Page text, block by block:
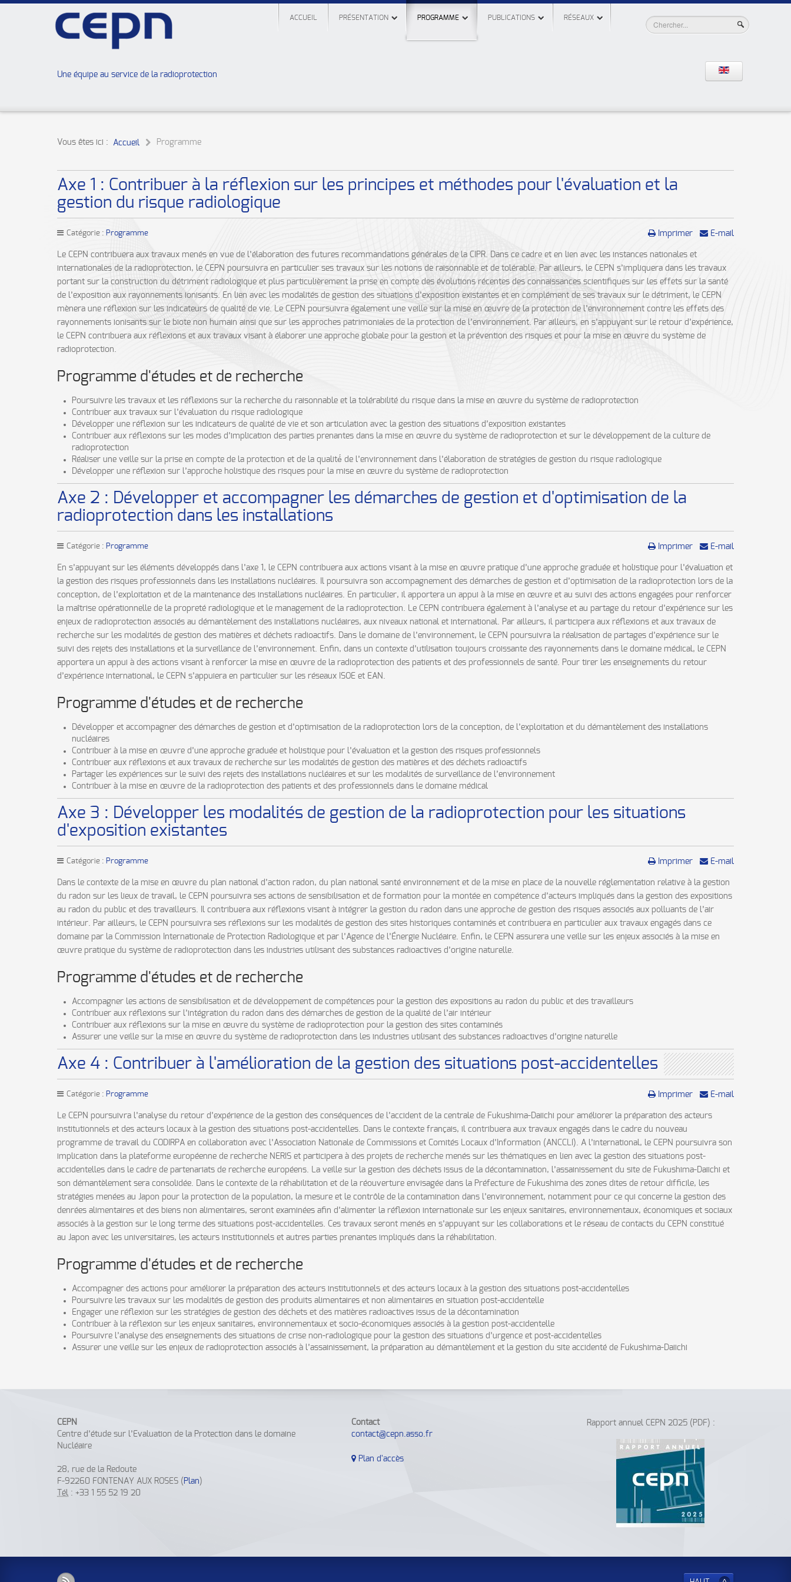
Une équipe au service de la radioprotection
ACCUEIL PRÉSENTATION PROGRAMME PUBLICATIONS RÉSEAUX
Vous êtes ici : Accueil Programme
Axe 1 : Contribuer à la réflexion sur les principes et méthodes pour l'évaluation et la
gestion du risque radiologique
Imprimer E-mail
Catégorie : Programme
Le CEPN contribuera aux travaux menés en vue de l’élaboration des futures recommandations générales de la CIPR. Dans ce cadre et en lien avec les instances nationales et
internationales de la radioprotection, le CEPN poursuivra en particulier ses travaux sur les notions de raisonnable et de tolérable. Par ailleurs, le CEPN s’impliquera dans les travaux
portant sur la construction du détriment radiologique et plus particulièrement la prise en compte des évolutions récentes des connaissances scientifiques sur les effets sur la santé
de l’exposition aux rayonnements ionisants. En lien avec les modalités de gestion des situations d’exposition existantes et en complément de ses travaux sur le détriment, le CEPN
mènera une réflexion sur les indicateurs de qualité de vie. Le CEPN poursuivra également une veille sur la mise en œuvre de la protection de l’environnement contre les effets des
rayonnements ionisants sur le biote non humain ainsi que sur les approches patrimoniales de la protection de l’environnement. Par ailleurs, en s’appuyant sur le retour d’expérience,
le CEPN contribuera aux réflexions et aux travaux visant à élaborer une approche globale pour la gestion et la prévention des risques et pour la mise en œuvre du système de
radioprotection.
Programme d'études et de recherche
Poursuivre les travaux et les réflexions sur la recherche du raisonnable et la tolérabilité du risque dans la mise en œuvre du système de radioprotection
Contribuer aux travaux sur l’évaluation du risque radiologique
Développer une réflexion sur les indicateurs de qualité de vie et son articulation avec la gestion des situations d’exposition existantes
Contribuer aux réflexions sur les modes d’implication des parties prenantes dans la mise en œuvre du système de radioprotection et sur le développement de la culture de
radioprotection
Réaliser une veille sur la prise en compte de la protection et de la qualité́ de l’environnement dans l’élaboration de stratégies de gestion du risque radiologique
Développer une réflexion sur l’approche holistique des risques pour la mise en œuvre du système de radioprotection
Axe 2 : Développer et accompagner les démarches de gestion et d'optimisation de la
radioprotection dans les installations
Imprimer E-mail
Catégorie : Programme
En s’appuyant sur les éléments développés dans l’axe 1, le CEPN contribuera aux actions visant à la mise en œuvre pratique d’une approche graduée et holistique pour l’évaluation et
la gestion des risques professionnels dans les installations nucléaires. Il poursuivra son accompagnement des démarches de gestion et d’optimisation de la radioprotection lors de la
conception, de l’exploitation et de la maintenance des installations nucléaires. En particulier, il apportera un appui à la mise en œuvre et au suivi des actions engagées pour renforcer
la maîtrise opérationnelle de la propreté radiologique et le management de la radioprotection. Le CEPN contribuera également à l’analyse et au partage du retour d’expérience sur les
enjeux de radioprotection associés au démantèlement des installations nucléaires, aux niveaux national et international. Par ailleurs, il participera aux réflexions et aux travaux de
recherche sur les modalités de gestion des matières et déchets radioactifs. Dans le domaine de l’environnement, le CEPN poursuivra la réalisation de partages d’expérience sur le
suivi des rejets des installations et la surveillance de l’environnement. Enfin, dans un contexte d’utilisation toujours croissante des rayonnements dans le domaine médical, le CEPN
apportera un appui à des actions visant à renforcer la mise en œuvre de la radioprotection des patients et des professionnels de santé. Pour tirer les enseignements du retour
d’expérience international, le CEPN s’appuiera en particulier sur les réseaux ISOE et EAN.
Programme d'études et de recherche
Développer et accompagner des démarches de gestion et d’optimisation de la radioprotection lors de la conception, de l’exploitation et du démantèlement des installations
nucléaires
Contribuer à la mise en œuvre d’une approche graduée et holistique pour l’évaluation et la gestion des risques professionnels
Contribuer aux réflexions et aux travaux de recherche sur les modalités de gestion des matières et des déchets radioactifs
Partager les expériences sur le suivi des rejets des installations nucléaires et sur les modalités de surveillance de l’environnement
Contribuer à la mise en œuvre de la radioprotection des patients et des professionnels dans le domaine médical
Axe 3 : Développer les modalités de gestion de la radioprotection pour les situations
d'exposition existantes
Imprimer E-mail
Catégorie : Programme
Dans le contexte de la mise en œuvre du plan national d’action radon, du plan national santé environnement et de la mise en place de la nouvelle réglementation relative à la gestion
du radon sur les lieux de travail, le CEPN poursuivra ses actions de sensibilisation et de formation pour la montée en compétence d’acteurs impliqués dans la gestion des expositions
au radon du public et des travailleurs. Il contribuera aux réflexions visant à intégrer la gestion du radon dans une approche de gestion des risques associés aux polluants de l’air
intérieur. Par ailleurs, le CEPN poursuivra ses réflexions sur les modalités de gestion des sites historiques contaminés et contribuera en particulier aux travaux engagés dans ce
domaine par la Commission Internationale de Protection Radiologique et par l’Agence de l’Énergie Nucléaire. Enfin, le CEPN assurera une veille sur les enjeux associés à la mise en
œuvre pratique du système de radioprotection dans les industries utilisant des substances radioactives d’origine naturelle.
Programme d'études et de recherche
Accompagner les actions de sensibilisation et de développement de compétences pour la gestion des expositions au radon du public et des travailleurs
Contribuer aux réflexions sur l’intégration du radon dans des démarches de gestion de la qualité de l’air intérieur
Contribuer aux réflexions sur la mise en œuvre du système de radioprotection pour la gestion des sites contaminés
Assurer une veille sur la mise en œuvre du système de radioprotection dans les industries utilisant des substances radioactives d’origine naturelle
Axe 4 : Contribuer à l'amélioration de la gestion des situations post-accidentelles
Imprimer E-mail
Catégorie : Programme
Le CEPN poursuivra l’analyse du retour d’expérience de la gestion des conséquences de l’accident de la centrale de Fukushima-Daiichi pour améliorer la préparation des acteurs
institutionnels et des acteurs locaux à la gestion des situations post-accidentelles. Dans le contexte français, il contribuera aux travaux engagés dans le cadre du nouveau
programme de travail du CODIRPA en collaboration avec l’Association Nationale de Commissions et Comités Locaux d’Information (ANCCLI). A l’international, le CEPN poursuivra son
implication dans la plateforme européenne de recherche NERIS et participera à des projets de recherche menés sur les thématiques en lien avec la gestion des situations post-
accidentelles dans le cadre de partenariats de recherche européens. La veille sur la gestion des déchets issus de la décontamination, l’assainissement du site de Fukushima-Daiichi et
son démantèlement sera consolidée. Dans le contexte de la réhabilitation et de la réouverture envisagée dans la Préfecture de Fukushima des zones dites de retour difficile, les
stratégies menées au Japon pour la protection de la population, la mesure et le contrôle de la contamination dans l’environnement, notamment pour ce qui concerne la gestion des
denrées alimentaires et des biens non alimentaires, seront examinées afin d’alimenter la réflexion internationale sur les enjeux sanitaires, environnementaux, économiques et sociaux
associés à la gestion sur le long terme des situations post-accidentelles. Ces travaux seront menés en s’appuyant sur les collaborations et le réseau de contacts du CEPN constitué
au Japon avec les universitaires, les acteurs institutionnels et autres parties prenantes impliqués dans la réhabilitation.
Programme d'études et de recherche
Accompagner des actions pour améliorer la préparation des acteurs institutionnels et des acteurs locaux à la gestion des situations post-accidentelles
Poursuivre les travaux sur les modalités de gestion des produits alimentaires et non alimentaires en situation post-accidentelle
Engager une réflexion sur les stratégies de gestion des déchets et des matières radioactives issus de la décontamination
Contribuer à la réflexion sur les enjeux sanitaires, environnementaux et socio-économiques associés à la gestion post-accidentelle
Poursuivre l’analyse des enseignements des situations de crise non-radiologique pour la gestion des situations d’urgence et post-accidentelles
Assurer une veille sur les enjeux de radioprotection associés à l’assainissement, la préparation au démantèlement et la gestion du site accidenté de Fukushima-Daiichi
CEPN
Centre d’étude sur l’Evaluation de la Protection dans le domaine
Nucléaire
28, rue de la Redoute
F-92260 FONTENAY AUX ROSES ( Plan )
Tél : +33 1 55 52 19 20
Contact
contact@cepn.asso.fr
Plan d'accès
Rapport annuel CEPN 2025 (PDF) :